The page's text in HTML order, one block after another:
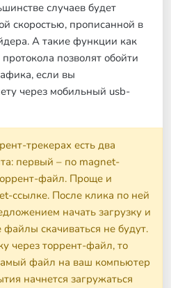
случаев будет
скоростью, прописанной в
А такие функции как
позволят обойти
если вы
через мобильный usb-
трекерах есть два
первый – по magnet-
файл. Проще и
ссылке. После клика по ней
начать загрузку и
скачиваться не будут.
через торрент-файл, то
файл на ваш компьютер
начнется загружаться